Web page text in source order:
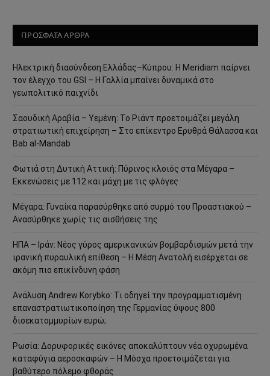
ΠΡΟΣΦΑΤΑ ΑΡΘΡΑ
Ηλεκτρική διασύνδεση Ελλάδας–Κύπρου: Η Meridiam παίρνει
τον έλεγχο του GSI – Η Γαλλία μπαίνει δυναμικά στο
γεωπολιτικό παιχνίδι
Σαουδική Αραβία – Υεμένη: Το Ριάντ προετοιμάζει μεγάλη
στρατιωτική επιχείρηση – Στο επίκεντρο Ερυθρά Θάλασσα και
Bab al-Mandab
Φωτιά στη Δυτική Αττική: Πύρινος κλοιός στα Μέγαρα –
Εκκενώσεις με 112 και μάχη με τις φλόγες
Μέγαρα: Γυναίκα παρασύρθηκε από συρμό του Προαστιακού –
Ανασύρθηκε χωρίς τις αισθήσεις της
ΗΠΑ – Ιράν: Νέος γύρος αμερικανικών βομβαρδισμών μετά την
ιρανική πυραυλική επίθεση – Η Μέση Ανατολή εισέρχεται σε
ακόμη πιο επικίνδυνη φάση
Ανάλυση Andrew Korybko: Τι οδηγεί την προγραμματισμένη
επαναστρατιωτικοποίηση της Γερμανίας ύψους 800
δισεκατομμυρίων ευρώ;
Ρωσία: Δορυφορικές εικόνες αποκαλύπτουν νέα οχυρωμένα
καταφύγια αεροσκαφών – Η Μόσχα προετοιμάζεται για
βαθύτερο πόλεμο φθοράς